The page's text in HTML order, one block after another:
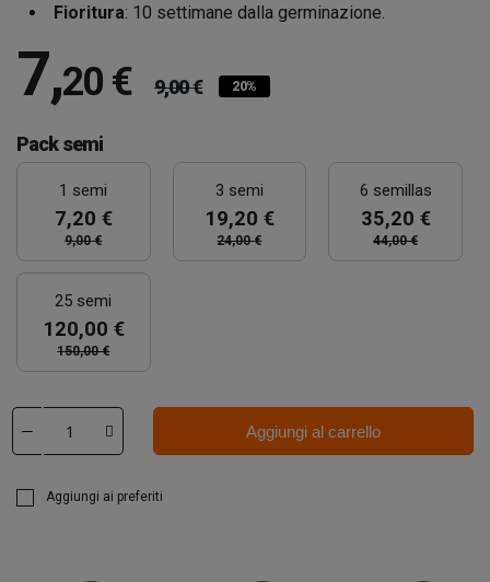
Fioritura: 10 settimane dalla germinazione.
7,20 € 9,00 € 20%
Pack semi
1 semi
7,20 €
9,00 €
3 semi
19,20 €
24,00 €
6 semillas
35,20 €
44,00 €
25 semi
120,00 €
150,00 €
Aggiungi al carrello
Aggiungi ai preferiti